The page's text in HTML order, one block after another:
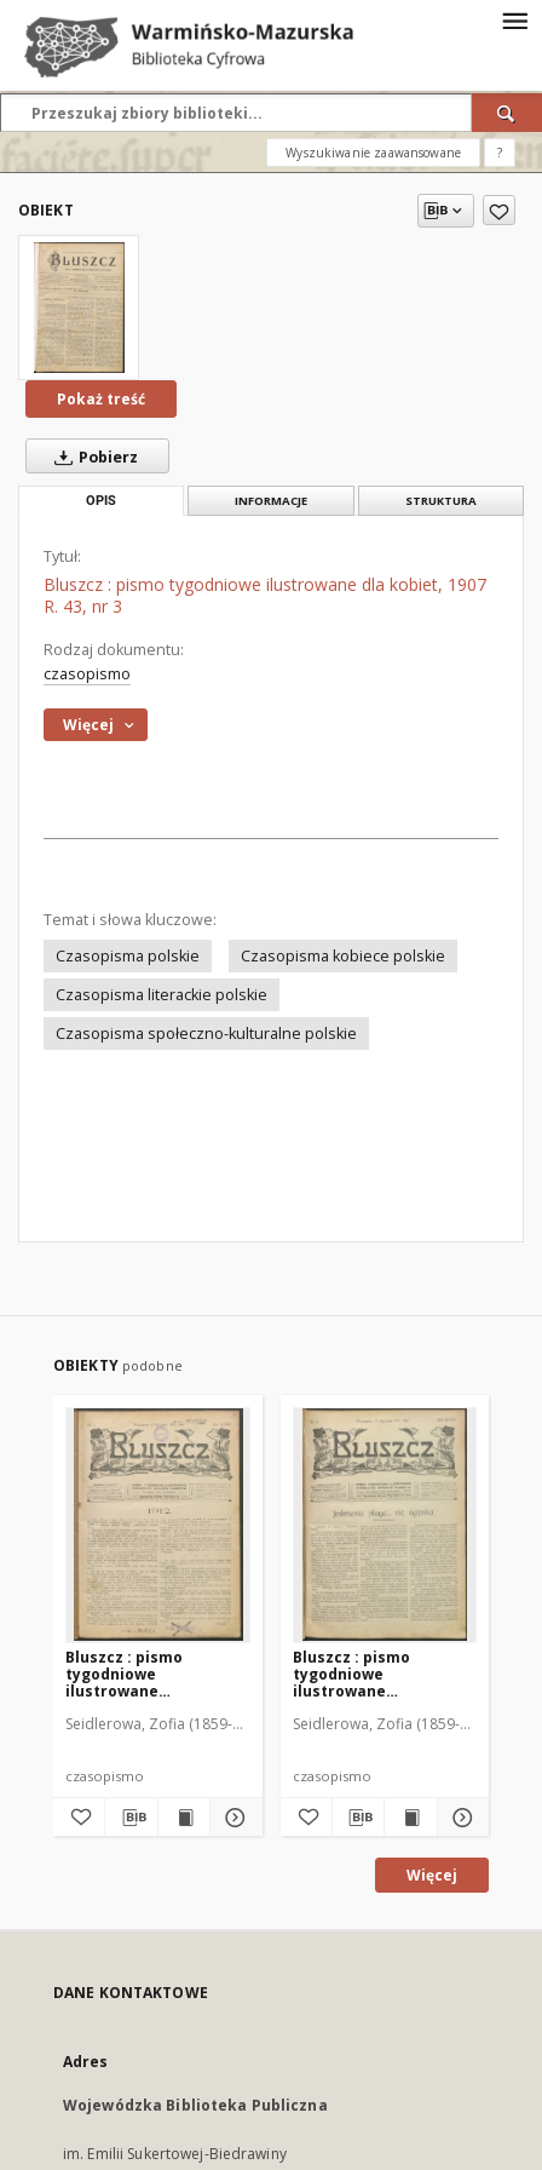
Wyszukiwanie zaawansowane ?
OBIEKT
Pokaż treść
Pobierz
OPIS INFORMACJE STRUKTURA
Tytuł:
Bluszcz : pismo tygodniowe ilustrowane dla kobiet, 1907
R. 43, nr 3
Rodzaj dokumentu:
czasopismo
Więcej
Temat i słowa kluczowe:
Czasopisma polskie
Czasopisma kobiece polskie
Czasopisma literackie polskie
Czasopisma społeczno-kulturalne polskie
OBIEKTY podobne
Bluszcz : pismo
tygodniowe
ilustrowane
kobiecym, 1912 R. 48, nr
Seidlerowa, Zofia (1859-1919). Red. i Wyd.
czasopismo
Bluszcz : pismo
tygodniowe
ilustrowane
kobiecym, 1912 R. 48, nr
Seidlerowa, Zofia (1859-1919). Red.
czasopismo
Więcej
DANE KONTAKTOWE
Adres
Wojewódzka Biblioteka Publiczna
im. Emilii Sukertowej-Biedrawiny